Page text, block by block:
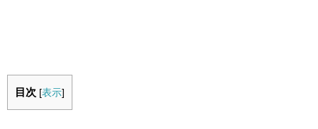
目次 [表示]